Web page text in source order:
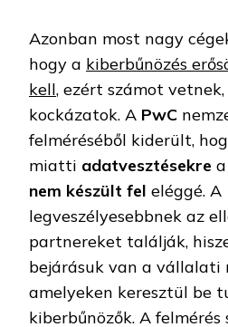
Azonban most nagy
hogy a kiberbűnözés
kell, ezért számot
kockázatok. A PwC
felméréséből kiderült,
miatti adatvesztésekre
nem készült fel eléggé. A
legveszélyesebbnek az
partnereket találják,
bejárásuk van a vállalati
amelyeken keresztül be
kiberbűnözők. A